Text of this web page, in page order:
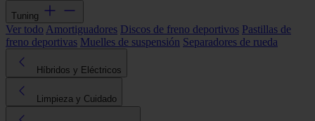
Tuning
Ver todo Amortiguadores Discos de freno deportivos Pastillas de
freno deportivas Muelles de suspensión Separadores de rueda
Híbridos y Eléctricos
Limpieza y Cuidado